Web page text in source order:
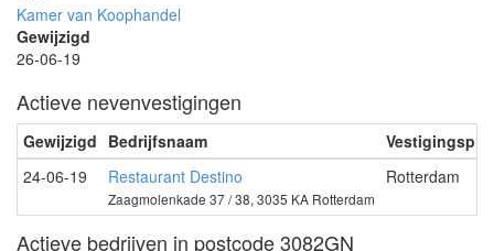
Kamer van Koophandel
Gewijzigd
26-06-19
Actieve nevenvestigingen
Gewijzigd Bedrijfsnaam
24-06-19
Restaurant Destino
Zaagmolenkade 37 / 38, 3035 KA Rotterdam
Rotterdam
Actieve bedrijven in postcode 3082GN